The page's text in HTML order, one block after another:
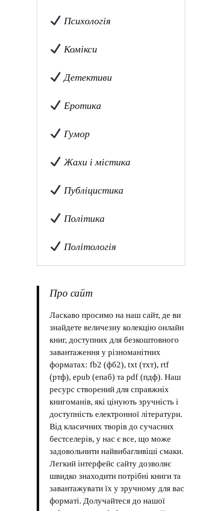
Психологія
Комікси
Детективи
Еротика
Гумор
Жахи і містика
Публіцистика
Політика
Політологія
Про сайт
Ласкаво просимо на наш сайт, де ви
знайдете величезну колекцію онлайн
книг, доступних для безкоштовного
завантаження у різноманітних
форматах: fb2 (фб2), txt (тхт), rtf
(ртф), epub (епаб) та pdf (пдф). Наш
ресурс створений для справжніх
книгоманів, які цінують зручність і
доступність електронної літератури.
Від класичних творів до сучасних
бестселерів, у нас є все, що може
задовольнити найвибагливіші смаки.
Легкий інтерфейс сайту дозволяє
швидко знаходити потрібні книги та
завантажувати їх у зручному для вас
форматі. Долучайтеся до нашої